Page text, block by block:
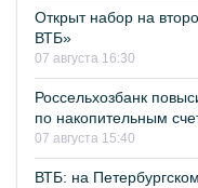
Открыт набор на
ВТБ»
07 августа 16:30
Россельхозбанк
по накопительным
07 августа 15:40
ВТБ: на